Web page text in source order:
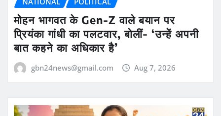
मोहन भागवत के Gen-Z वाले बयान पर
प्रियंका गांधी का पलटवार, बोलीं- ‘उन्हें अपनी
बात कहने का अधिकार है’
gbn24news@gmail.com Aug 7, 2026